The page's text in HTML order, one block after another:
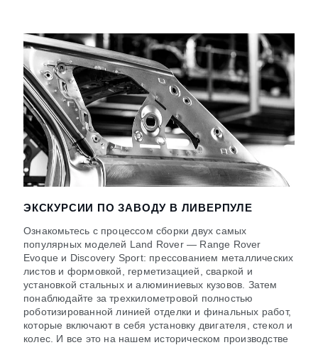
ЭКСКУРСИИ ПО ЗАВОДУ В ЛИВЕРПУЛЕ
Ознакомьтесь с процессом сборки двух самых
популярных моделей Land Rover — Range Rover
Evoque и Discovery Sport: прессованием металлических
листов и формовкой, герметизацией, сваркой и
установкой стальных и алюминиевых кузовов. Затем
понаблюдайте за трехкилометровой полностью
роботизированной линией отделки и финальных работ,
которые включают в себя установку двигателя, стекол и
колес. И все это на нашем историческом производстве